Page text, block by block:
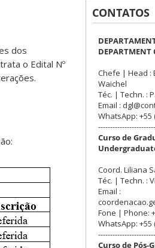
dos
o Edital Nº
CONTATOS
DEPARTMENT
Chefe | Head :
Waichel
Téc. | Techn. :
Email :
WhatsApp: +55
Curso de
Coord. Liliana
Téc. | Techn. :
Email :
Fone | Phone:
WhatsApp: +55
Curso de Pós-